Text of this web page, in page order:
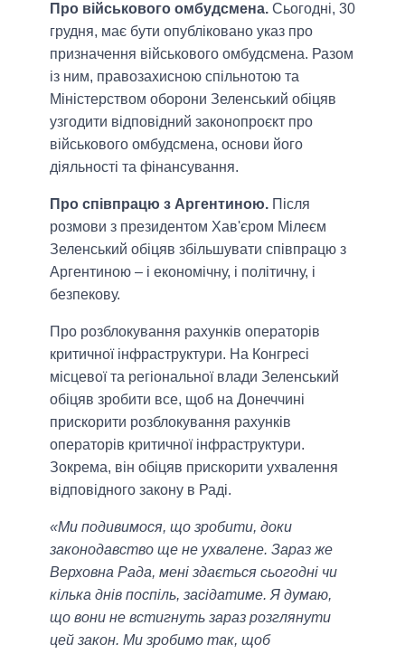
Про військового омбудсмена. Сьогодні, 30
грудня, має бути опубліковано указ про
призначення військового омбудсмена. Разом
із ним, правозахисною спільнотою та
Міністерством оборони Зеленський обіцяв
узгодити відповідний законопроєкт про
військового омбудсмена, основи його
діяльності та фінансування.
Про співпрацю з Аргентиною. Після
розмови з президентом Хав'єром Мілеєм
Зеленський обіцяв збільшувати співпрацю з
Аргентиною – і економічну, і політичну, і
безпекову.
Про розблокування рахунків операторів
критичної інфраструктури. На Конгресі
місцевої та регіональної влади Зеленський
обіцяв зробити все, щоб на Донеччині
прискорити розблокування рахунків
операторів критичної інфраструктури.
Зокрема, він обіцяв прискорити ухвалення
відповідного закону в Раді.
«Ми подивимося, що зробити, доки
законодавство ще не ухвалене. Зараз же
Верховна Рада, мені здається сьогодні чи
кілька днів поспіль, засідатиме. Я думаю,
що вони не встигнуть зараз розглянути
цей закон. Ми зробимо так, щоб